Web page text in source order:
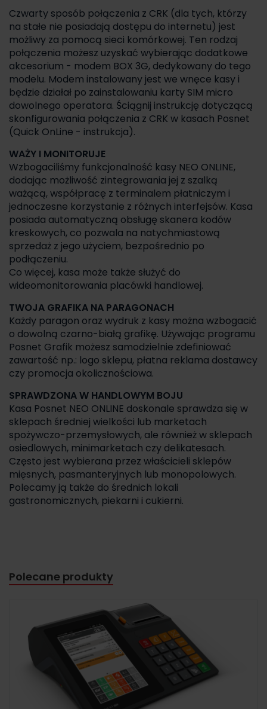
Czwarty sposób połączenia z CRK (dla tych, którzy
na stałe nie posiadają dostępu do internetu) jest
możliwy za pomocą sieci komórkowej. Ten rodzaj
połączenia możesz uzyskać wybierając dodatkowe
akcesorium - modem BOX 3G, dedykowany do tego
modelu. Modem instalowany jest we wnęce kasy i
będzie działał po zainstalowaniu karty SIM micro
dowolnego operatora. Ściągnij instrukcję dotyczącą
skonfigurowania połączenia z CRK w kasach Posnet
(Quick OnLine - instrukcja).
WAŻY I MONITORUJE
Wzbogaciliśmy funkcjonalność kasy NEO ONLINE,
dodając możliwość zintegrowania jej z szalką
ważącą, współpracę z terminalem płatniczym i
jednoczesne korzystanie z różnych interfejsów. Kasa
posiada automatyczną obsługę skanera kodów
kreskowych, co pozwala na natychmiastową
sprzedaż z jego użyciem, bezpośrednio po
podłączeniu.
Co więcej, kasa może także służyć do
wideomonitorowania placówki handlowej.
TWOJA GRAFIKA NA PARAGONACH
Każdy paragon oraz wydruk z kasy można wzbogacić
o dowolną czarno-białą grafikę. Używając programu
Posnet Grafik możesz samodzielnie zdefiniować
zawartość np.: logo sklepu, płatna reklama dostawcy
czy promocja okolicznościowa.
SPRAWDZONA W HANDLOWYM BOJU
Kasa Posnet NEO ONLINE doskonale sprawdza się w
sklepach średniej wielkości lub marketach
spożywczo-przemysłowych, ale również w sklepach
osiedlowych, minimarketach czy delikatesach.
Często jest wybierana przez właścicieli sklepów
mięsnych, pasmanteryjnych lub monopolowych.
Polecamy ją także do średnich lokali
gastronomicznych, piekarni i cukierni.
Polecane produkty